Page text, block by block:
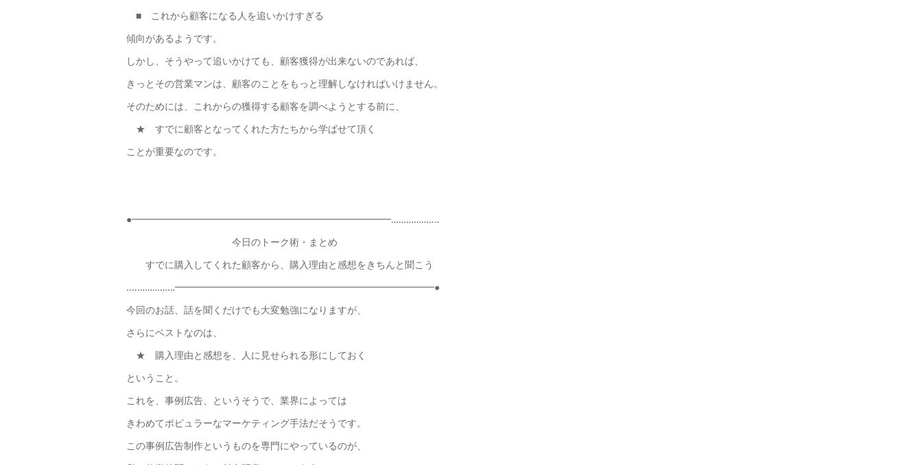
■ これから顧客になる人を追いかけすぎる
傾向があるようです。
しかし、そうやって追いかけても、顧客獲得が出来ないのであれば、
きっとその営業マンは、顧客のことをもっと理解しなければいけません。
そのためには、これからの獲得する顧客を調べようとする前に、
★ すでに顧客となってくれた方たちから学ばせて頂く
ことが重要なのです。
●━━━━━━━━━━━━━━━━━━━━━━━━━━━……………‥‥
今日のトーク術・まとめ
すでに購入してくれた顧客から、購入理由と感想をきちんと聞こう
‥‥……………━━━━━━━━━━━━━━━━━━━━━━━━━━━●
今回のお話、話を聞くだけでも大変勉強になりますが、
さらにベストなのは、
★ 購入理由と感想を、人に見せられる形にしておく
ということ。
これを、事例広告、というそうで、業界によっては
きわめてポピュラーなマーケティング手法だそうです。
この事例広告制作というものを専門にやっているのが、